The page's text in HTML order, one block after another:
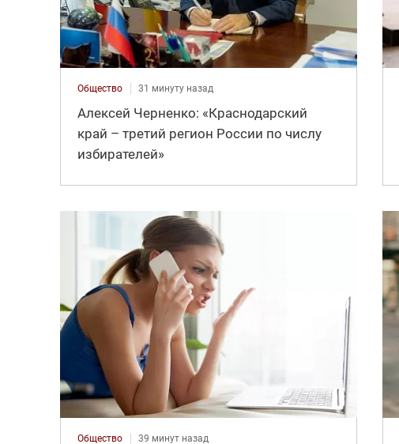
Общество 31 минуту назад
Алексей Черненко: «Краснодарский
край – третий регион России по числу
избирателей»
Общество 39 минут назад